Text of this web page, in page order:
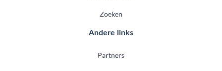
Zoeken
Andere links
Partners